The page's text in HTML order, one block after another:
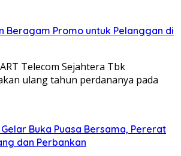
Beragam Promo untuk Pelanggan di
Telecom Sejahtera Tbk
ulang tahun perdananya pada
Buka Puasa Bersama, Pererat
dan Perbankan